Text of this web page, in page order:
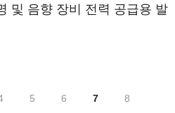
및 음향 장비 전력 공급용 발
5 6 7 8